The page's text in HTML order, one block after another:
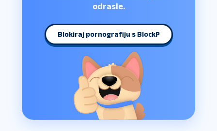
odrasle.
Blokiraj pornografiju s BlockP